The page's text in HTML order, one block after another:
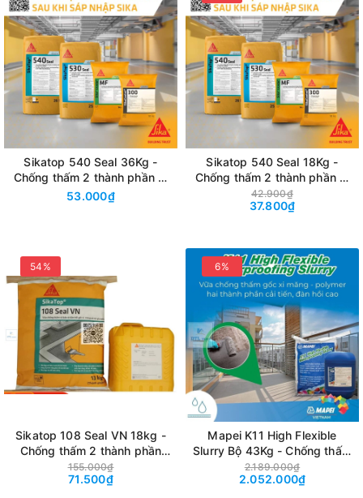
Sikatop 540 Seal 36Kg -
Chống thấm 2 thành phần Xi
măng + Polymer đàn hồi
53.000₫
Sikatop 540 Seal 18Kg -
Chống thấm 2 thành phần Xi
măng + Polymer đàn hồi
42.900₫
37.800₫
54%
Sikatop 108 Seal VN 18kg -
Chống thấm 2 thành phần
gốc Xi măng + Polymer gia
cường cốt sợi
155.000₫
71.500₫
6%
Mapei K11 High Flexible
Slurry Bộ 43Kg - Chống thấm
gốc xi măng 2 thành phần
đàn hồi cao
2.189.000₫
2.052.000₫